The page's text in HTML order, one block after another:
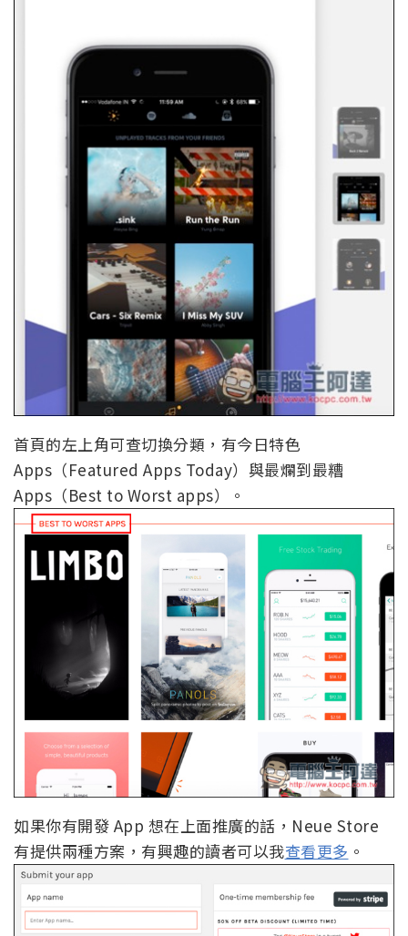
首頁的左上角可查切換分類，有今日特色
Apps（Featured Apps Today）與最爛到最糟
Apps（Best to Worst apps）。
如果你有開發 App 想在上面推廣的話，Neue Store
有提供兩種方案，有興趣的讀者可以我查看更多 。